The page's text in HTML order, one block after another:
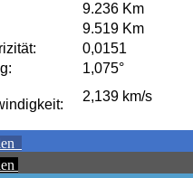
9.236 Km
9.519 Km
0,0151
1,075°
2,139 km/s